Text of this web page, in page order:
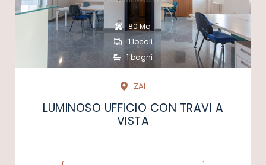
80 Mq
1 locali
1 bagni
ZAI
LUMINOSO UFFICIO CON TRAVI A
VISTA